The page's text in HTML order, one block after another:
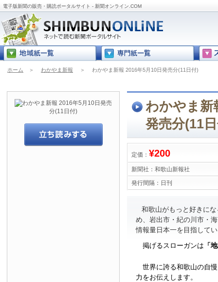
電子版新聞の販売・購読ポータルサイト - 新聞オンライン.COM
ホーム ＞ わかやま新報 ＞ わかやま新報 2016年5月10日発売分(11日付)
わかやま新
発売分(11
定価： ¥200
新聞社： 和歌山新報社
発行間隔： 日刊
和歌山がもっと好きに
め、岩出市・紀の川市・
情報量日本一を目指して
掲げるスローガンは 「
世界に誇る和歌山の自
力をお伝えします。